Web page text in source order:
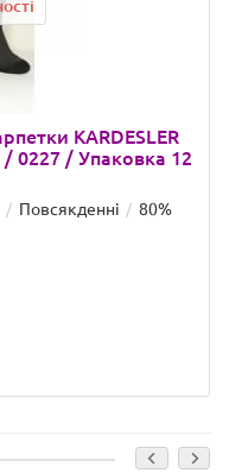
KARDESLER
/ 0227 / Упаковка 12
Повсякденні
80%